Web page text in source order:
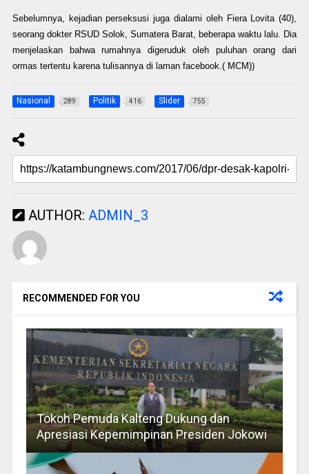
Sebelumnya, kejadian perseksusi juga dialami oleh Fiera Lovita (40),
seorang dokter RSUD Solok, Sumatera Barat, beberapa waktu lalu. Dia
menjelaskan bahwa rumahnya digeruduk oleh puluhan orang dari
ormas tertentu karena tulisannya di laman facebook.( MCM))
Nasional 289 Politik 416 Slider 755
AUTHOR: ADMIN_3
RECOMMENDED FOR YOU
Tokoh Pemuda Kalteng Dukung dan
Apresiasi Kepemimpinan Presiden Jokowi